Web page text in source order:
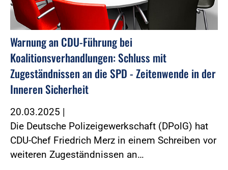
Warnung an CDU-Führung bei
Koalitionsverhandlungen: Schluss mit
Zugeständnissen an die SPD - Zeitenwende in der
Inneren Sicherheit
20.03.2025 |
Die Deutsche Polizeigewerkschaft (DPolG) hat
CDU-Chef Friedrich Merz in einem Schreiben vor
weiteren Zugeständnissen an…